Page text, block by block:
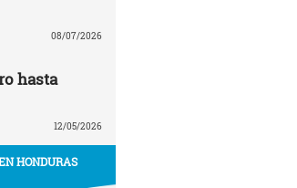
08/07/2026
hasta
12/05/2026
HONDURAS